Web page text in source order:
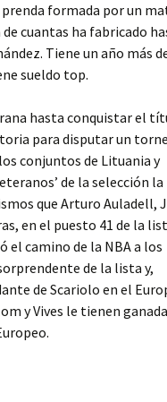
prenda formada por un
cuantas ha fabricado
Tiene un año más
sueldo top.
hasta conquistar el
para disputar un
conjuntos de Lituania y
de la selección la
que Arturo Auladell,
en el puesto 41 de la
el camino de la NBA a los
de la lista y,
de Scariolo en el
y Vives le tienen